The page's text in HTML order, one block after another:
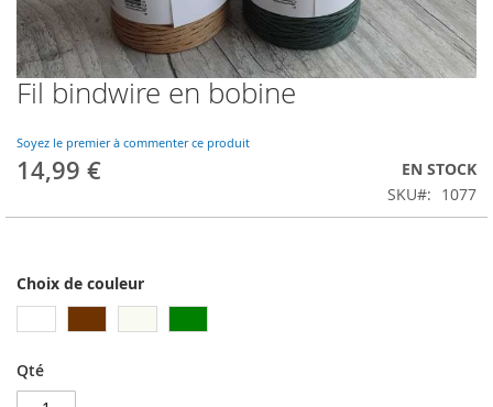
Skip
to
beginning
of
images
Fil bindwire en bobine
Soyez le premier à commenter ce produit
14,99 €
EN STOCK
SKU
1077
Choix de couleur
Qté